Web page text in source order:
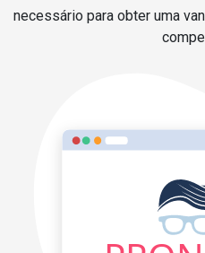
necessário para obter uma